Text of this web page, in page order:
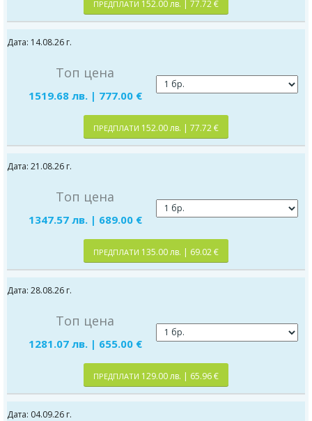
ПРЕДПЛАТИ 152.00 лв. | 77.72 €
Дата: 14.08.26 г.
Топ цена
1519.68 лв. | 777.00 €
ПРЕДПЛАТИ 152.00 лв. | 77.72 €
Дата: 21.08.26 г.
Топ цена
1347.57 лв. | 689.00 €
ПРЕДПЛАТИ 135.00 лв. | 69.02 €
Дата: 28.08.26 г.
Топ цена
1281.07 лв. | 655.00 €
ПРЕДПЛАТИ 129.00 лв. | 65.96 €
Дата: 04.09.26 г.